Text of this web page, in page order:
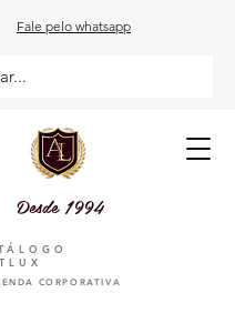
Fale pelo whatsapp
Desde 1994
CORPORATIVA